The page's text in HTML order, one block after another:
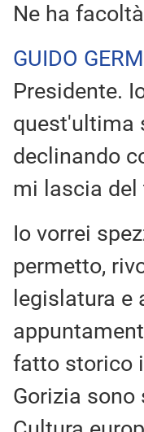
Ne ha
GUIDO
Presidente.
quest'ultima
declinando
mi lascia
Io vorrei
permetto,
legislatura
fatto storico
Gorizia